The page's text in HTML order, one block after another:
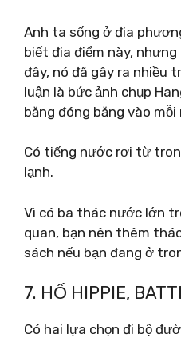
Anh ta sống ở địa
biết địa điểm này,
đây, nó đã gây ra nhiều
luận là bức ảnh chụp
băng đóng băng vào mỗi
Có tiếng nước rơi từ
lạnh.
Vì có ba thác nước lớn
quan, bạn nên thêm
sách nếu bạn đang ở
7. HỐ HIPPIE,
Có hai lựa chọn đi bộ